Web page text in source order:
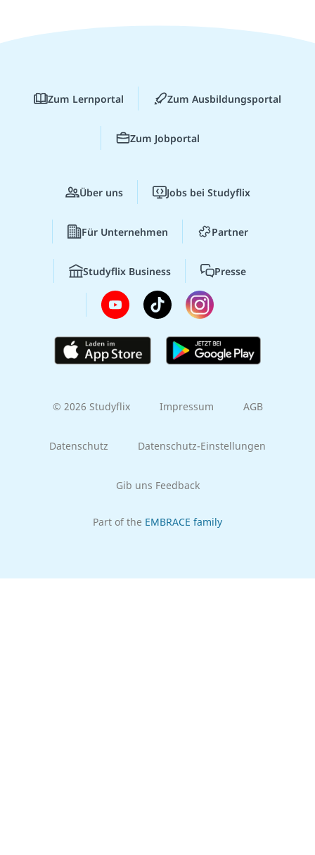
Zum Lernportal Zum Ausbildungsportal
Zum Jobportal
Über uns Jobs bei Studyflix
Für Unternehmen Partner
Studyflix Business Presse
© 2026 Studyflix Impressum AGB
Datenschutz Datenschutz-Einstellungen
Gib uns Feedback
Part of the EMBRACE family